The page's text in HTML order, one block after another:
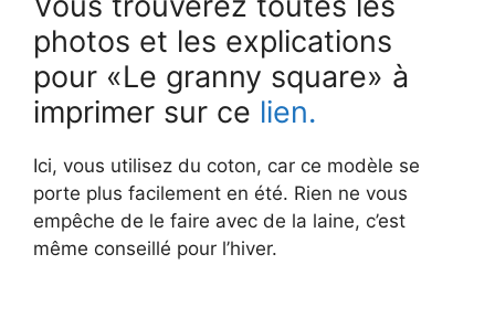
photos et les explications
pour «Le granny square» à
imprimer sur ce lien.
Ici, vous utilisez du coton, car ce modèle se
porte plus facilement en été. Rien ne vous
empêche de le faire avec de la laine, c’est
même conseillé pour l’hiver.